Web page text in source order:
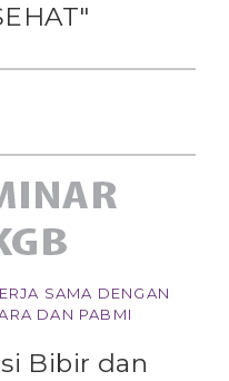
SAMA DENGAN
DAN PABMI
Bibir dan